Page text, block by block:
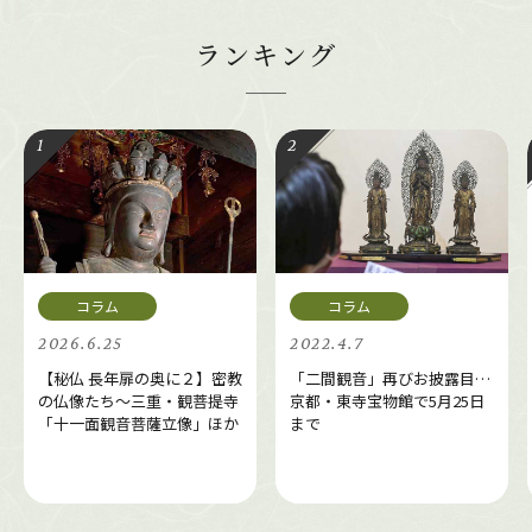
ランキング
2026.6.25
【秘仏 長年扉の奥に２】密教
の仏像たち～三重・観菩提寺
「十一面観音菩薩立像」ほか
2022.4.7
「二間観音」再びお披露目…
京都・東寺宝物館で5月25日
まで